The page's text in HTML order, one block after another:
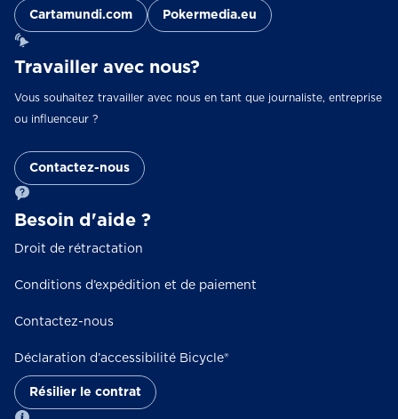
Cartamundi.com Pokermedia.eu
Travailler avec nous?
Vous souhaitez travailler avec nous en tant que journaliste, entreprise
ou influenceur ?
Contactez-nous
Besoin d'aide ?
Droit de rétractation
Conditions d’expédition et de paiement
Contactez-nous
Déclaration d’accessibilité Bicycle®
Résilier le contrat